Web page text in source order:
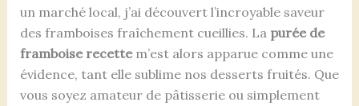
un marché local, j’ai découvert l’incroyable saveur
des framboises fraîchement cueillies. La purée de
framboise recettem’est alors apparue comme une
évidence, tant elle sublime nos desserts fruités. Que
vous soyez amateur de pâtisserie ou simplement